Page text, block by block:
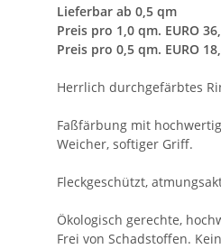
Lieferbar ab 0,5 qm
Preis pro 1,0 qm. EURO
Preis pro 0,5 qm. EURO
Herrlich durchgefärbtes
Faßfärbung mit
Weicher, softiger Griff.
Fleckgeschützt,
Ökologisch gerechte,
Frei von Schadstoffen. Kein